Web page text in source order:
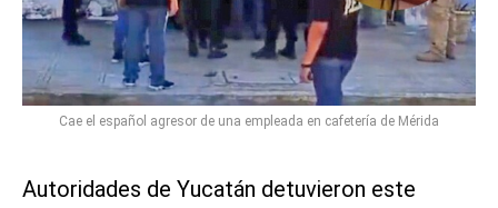
Cae el español agresor de una empleada en cafetería de Mérida
Autoridades de Yucatán detuvieron este